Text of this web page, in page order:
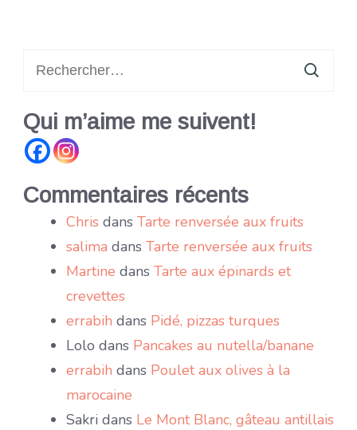
Qui m’aime me suivent!
Commentaires récents
Chris dans Tarte renversée aux fruits
salima dans Tarte renversée aux fruits
Martine dans Tarte aux épinards et
crevettes
errabih dans Pidé, pizzas turques
Lolo dans Pancakes au nutella/banane
errabih dans Poulet aux olives à la
marocaine
Sakri dans Le Mont Blanc, gâteau antillais